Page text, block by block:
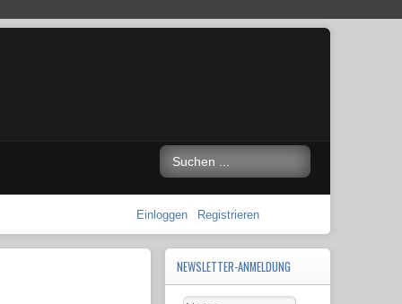
Einloggen Registrieren
NEWSLETTER-ANMELDUNG